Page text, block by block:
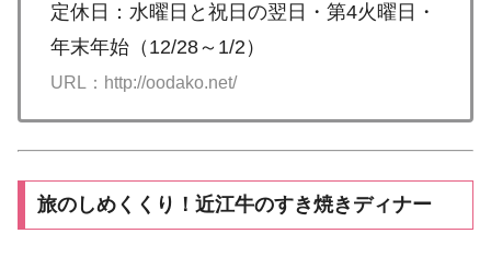
定休日：水曜日と祝日の翌日・第4火曜日・
年末年始（12/28～1/2）
URL：http://oodako.net/
旅のしめくくり！近江牛のすき焼きディナー